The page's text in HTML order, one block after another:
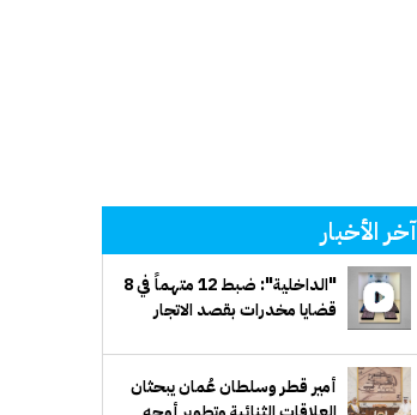
آخر الأخبار
"الداخلية": ضبط 12 متهماً في 8
قضايا مخدرات بقصد الاتجار
أمير قطر وسلطان عُمان يبحثان